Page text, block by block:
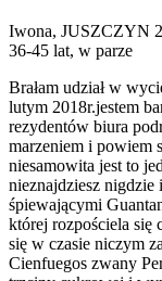
Iwona, JUSZCZYN
36-45 lat, w parze
Brałam udział w
lutym 2018r.jestem
rezydentów biura
marzeniem i powiem
niesamowita jest to
nieznajdziesz
śpiewającymi
której rozpościela się
się w czasie niczym
Cienfuegos zwany